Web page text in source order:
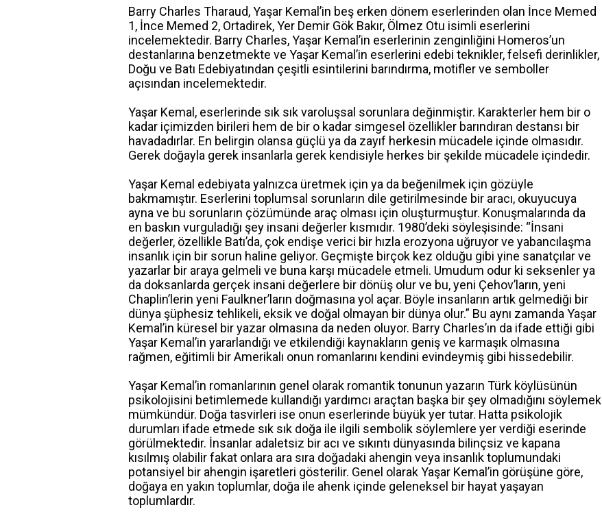
Barry Charles Tharaud, Yaşar Kemal’in beş erken dönem eserlerinden olan İnce Memed
1, İnce Memed 2, Ortadirek, Yer Demir Gök Bakır, Ölmez Otu isimli eserlerini
incelemektedir. Barry Charles, Yaşar Kemal’in eserlerinin zenginliğini Homeros’un
destanlarına benzetmekte ve Yaşar Kemal’in eserlerini edebi teknikler, felsefi derinlikler,
Doğu ve Batı Edebiyatından çeşitli esintilerini barındırma, motifler ve semboller
açısından incelemektedir.
Yaşar Kemal, eserlerinde sık sık varoluşsal sorunlara değinmiştir. Karakterler hem bir o
kadar içimizden birileri hem de bir o kadar simgesel özellikler barındıran destansı bir
havadadırlar. En belirgin olansa güçlü ya da zayıf herkesin mücadele içinde olmasıdır.
Gerek doğayla gerek insanlarla gerek kendisiyle herkes bir şekilde mücadele içindedir.
Yaşar Kemal edebiyata yalnızca üretmek için ya da beğenilmek için gözüyle
bakmamıştır. Eserlerini toplumsal sorunların dile getirilmesinde bir aracı, okuyucuya
ayna ve bu sorunların çözümünde araç olması için oluşturmuştur. Konuşmalarında da
en baskın vurguladığı şey insani değerler kısmıdır. 1980’deki söyleşisinde: “İnsani
değerler, özellikle Batı’da, çok endişe verici bir hızla erozyona uğruyor ve yabancılaşma
insanlık için bir sorun haline geliyor. Geçmişte birçok kez olduğu gibi yine sanatçılar ve
yazarlar bir araya gelmeli ve buna karşı mücadele etmeli. Umudum odur ki seksenler ya
da doksanlarda gerçek insani değerlere bir dönüş olur ve bu, yeni Çehov’ların, yeni
Chaplin’lerin yeni Faulkner’ların doğmasına yol açar. Böyle insanların artık gelmediği bir
dünya şüphesiz tehlikeli, eksik ve doğal olmayan bir dünya olur.” Bu aynı zamanda Yaşar
Kemal’in küresel bir yazar olmasına da neden oluyor. Barry Charles’ın da ifade ettiği gibi
Yaşar Kemal’in yararlandığı ve etkilendiği kaynakların geniş ve karmaşık olmasına
rağmen, eğitimli bir Amerikalı onun romanlarını kendini evindeymiş gibi hissedebilir.
Yaşar Kemal’in romanlarının genel olarak romantik tonunun yazarın Türk köylüsünün
psikolojisini betimlemede kullandığı yardımcı araçtan başka bir şey olmadığını söylemek
mümkündür. Doğa tasvirleri ise onun eserlerinde büyük yer tutar. Hatta psikolojik
durumları ifade etmede sık sık doğa ile ilgili sembolik söylemlere yer verdiği eserinde
görülmektedir. İnsanlar adaletsiz bir acı ve sıkıntı dünyasında bilinçsiz ve kapana
kısılmış olabilir fakat onlara ara sıra doğadaki ahengin veya insanlık toplumundaki
potansiyel bir ahengin işaretleri gösterilir. Genel olarak Yaşar Kemal’in görüşüne göre,
doğaya en yakın toplumlar, doğa ile ahenk içinde geleneksel bir hayat yaşayan
toplumlardır.